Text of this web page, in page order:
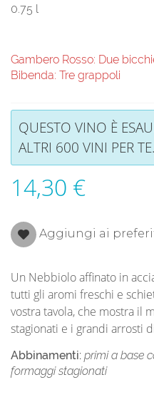
0.75 l
Gambero Rosso: Due
Bibenda: Tre grappoli
QUESTO VINO È
ALTRI 600 VINI PER
14,30 €
Aggiungi ai
Un Nebbiolo affinato in
tutti gli aromi freschi e
vostra tavola, che mostra il
stagionati e i grandi arrosti
Abbinamenti: primi a base
formaggi stagionati